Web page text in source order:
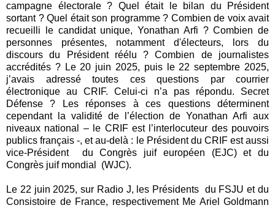
campagne électorale ? Quel était le bilan du Président
sortant ? Quel était son programme ? Combien de voix avait
recueilli le candidat unique, Yonathan Arfi ? Combien de
personnes présentes, notamment d'électeurs, lors du
discours du Président réélu ? Combien de journalistes
accrédités ? Le 20 juin 2025, puis le 22 septembre 2025,
j’avais adressé toutes ces questions par courrier
électronique au CRIF. Celui-ci n’a pas répondu. Secret
Défense ? Les réponses à ces questions déterminent
cependant la validité de l’élection de Yonathan Arfi aux
niveaux national – le CRIF est l’interlocuteur des pouvoirs
publics français -, et au-delà : le Président du CRIF est aussi
vice-Président du Congrès juif européen (EJC) et du
Congrès juif mondial (WJC).
Le 22 juin 2025, sur Radio J, les Présidents du FSJU et du
Consistoire de France, respectivement Me Ariel Goldmann